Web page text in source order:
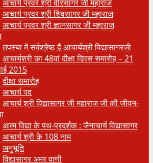
आचार्य प्रवर श्री वीरसागर जी महाराज
आचार्य प्रवर श्री शिवसागर जी महाराज
आचार्य प्रवर श्री ज्ञानसागर जी महाराज
तपस्या में सर्वश्रेष्ठ हैं आचार्यश्री विद्यासागरजी
आचार्यश्री का 48वां दीक्षा दिवस समारोह – 21
2015
दीक्षा समारोह
आचार्य पद
आचार्य श्री विद्यासागर जी महाराज जी की जीवन-
आत्म विद्या के पथ-प्रदर्शक : जैनाचार्य विद्यासागर
आचार्य श्री के 108 नाम
अनुभूति
विद्यासागर अमर वाणी